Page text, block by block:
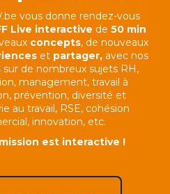
vous donne rendez-vous
Live interactive de 50 min
concepts, de nouveaux
et partager, avec nos
sur de nombreux sujets RH,
management, travail à
prévention, diversité et
au travail, RSE, cohésion
innovation, etc.
est interactive !